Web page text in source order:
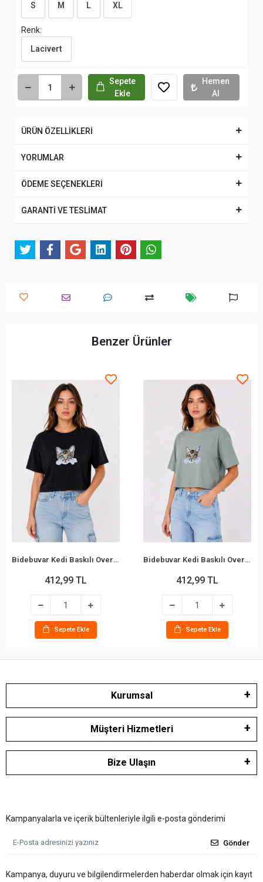
S
M L XL
Renk:
Lacivert
Sepete
Ekle
Hemen
Al
ÜRÜN ÖZELLİKLERİ
YORUMLAR
ÖDEME SEÇENEKLERİ
GARANTİ VE TESLİMAT
Benzer Ürünler
Bidebuvar Kedi Baskılı Oversize Crop Tişört Salaş Basic Yarım Kol T-shirt - Siyah
412,99 TL
Sepete Ekle
Bidebuvar Kedi Baskılı Oversize Crop Tişört Salaş Basic Yarım Kol T-shirt - Mint Yeşili
412,99 TL
Sepete Ekle
Kurumsal
Müşteri Hizmetleri
Bize Ulaşın
Kampanyalarla ve içerik bültenleriyle ilgili e-posta gönderimi
Gönder
Kampanya, duyuru ve bilgilendirmelerden haberdar olmak için kayıt